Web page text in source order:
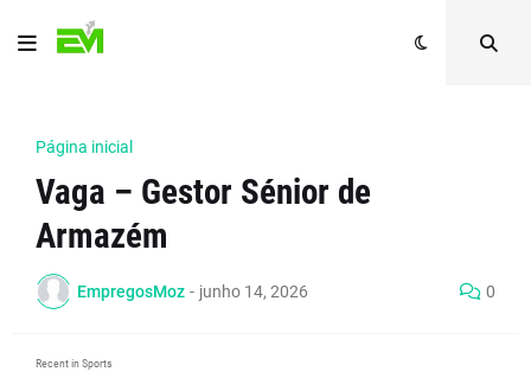
Página inicial
Vaga – Gestor Sénior de
Armazém
EmpregosMoz - junho 14, 2026 0
Recent in Sports